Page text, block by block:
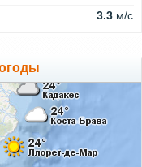
3.3 м/c